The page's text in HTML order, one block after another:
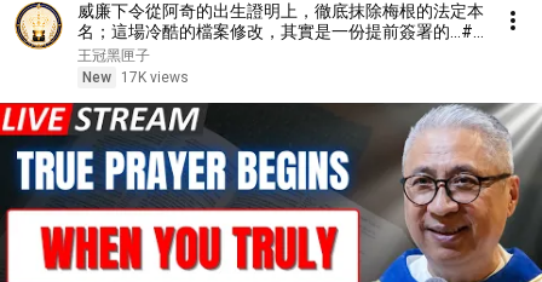
威廉下令從阿奇的出生證明上，徹底抹除梅根的法定本
名；這場冷酷的檔案修改，其實是一份提前簽署的…#
英國王室 #哈里王子 #梅根 #查尔斯 #卡米拉 #威廉王
子 #凯特王妃 #王室新聞 #皇室八卦
王冠黑匣子
New
17K views